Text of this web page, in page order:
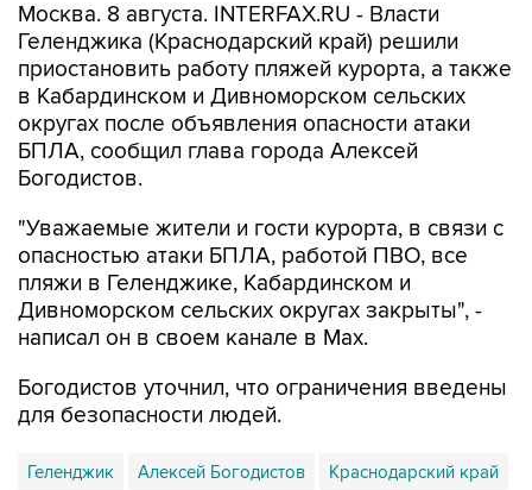
Москва. 8 августа. INTERFAX.RU - Власти
Геленджика (Краснодарский край) решили
приостановить работу пляжей курорта, а также
в Кабардинском и Дивноморском сельских
округах после объявления опасности атаки
БПЛА, сообщил глава города Алексей
Богодистов.
"Уважаемые жители и гости курорта, в связи с
опасностью атаки БПЛА, работой ПВО, все
пляжи в Геленджике, Кабардинском и
Дивноморском сельских округах закрыты", -
написал он в своем канале в Max.
Богодистов уточнил, что ограничения введены
для безопасности людей.
Геленджик Алексей Богодистов Краснодарский край